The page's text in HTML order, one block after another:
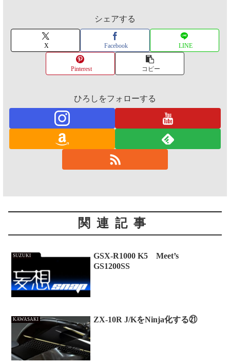
シェアする
X Facebook LINE
Pinterest コピー
ひろしをフォローする
関連記事
SUZUKI
GSX-R1000 K5 Meet’s
GS1200SS
KAWASAKI ZX-10R J/KをNinja化する㉑